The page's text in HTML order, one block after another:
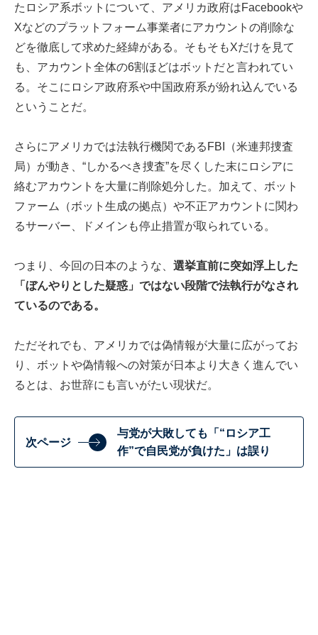
たロシア系ボットについて、アメリカ政府はFacebookや
Xなどのプラットフォーム事業者にアカウントの削除な
どを徹底して求めた経緯がある。そもそもXだけを見て
も、アカウント全体の6割ほどはボットだと言われてい
る。そこにロシア政府系や中国政府系が紛れ込んでいる
ということだ。
さらにアメリカでは法執行機関であるFBI（米連邦捜査
局）が動き、“しかるべき捜査”を尽くした末にロシアに
絡むアカウントを大量に削除処分した。加えて、ボット
ファーム（ボット生成の拠点）や不正アカウントに関わ
るサーバー、ドメインも停止措置が取られている。
つまり、今回の日本のような、 選挙直前に突如浮上した
「ぼんやりとした疑惑」ではない段階で法執行がなされ
ているのである。
ただそれでも、アメリカでは偽情報が大量に広がってお
り、ボットや偽情報への対策が日本より大きく進んでい
るとは、お世辞にも言いがたい現状だ。
次ページ
与党が大敗しても「“ロシア工
作”で自民党が負けた」は誤り